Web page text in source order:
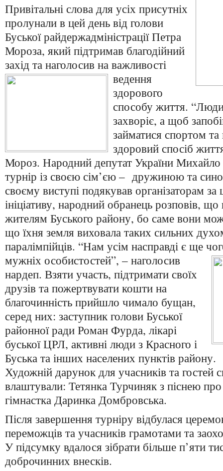
Привітальні слова для усіх присутніх
пролунали в цей день від голови
Буської райдержадміністрації Петра
Мороза, який підтримав благодійний
захід та наголосив на важливості
ведення
здорового
способу життя.
захворіє, а щоб
займатися спортом
здоровий спосіб
Мороз. Народний депутат України Михайло
турнір із своєю сім’єю – дружиною та
своєму виступі подякував організаторам за
ініціативу, народний обранець розповів,
жителям Буського району, бо саме вони
що їхня земля виховала таких сильних
паралімпійців. “Нам усім насправді є ще
мужніхособистостей”, – наголосив
нардеп. Взяти участь, підтримати своїх
друзів та пожертвувати кошти на
благочинність прийшло чимало бущан,
серед них: заступник голови Буської
районної ради Роман Фурда, лікарі
буської ЦРЛ, активні люди з Красного і
Буська та інших населених пунктів району.
Художній дарунок для учасників та гостей
влаштували: Тетянка Турчиняк з піснею
гімнастка Даринка Домбровська.
Після завершення турніру відбулася
переможців та учасників грамотами та
У підсумку вдалося зібрати більше п’яти
доброчинних внесків.